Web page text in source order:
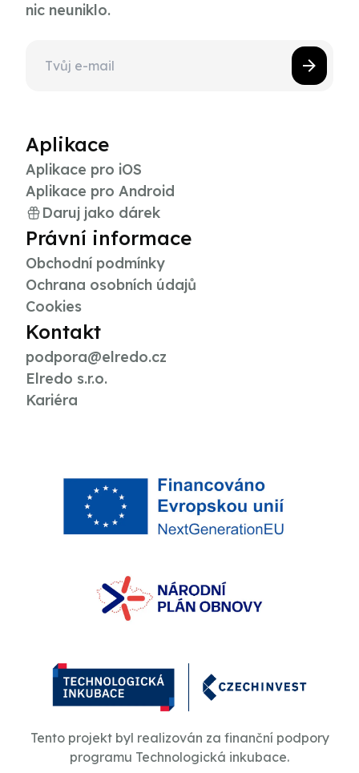
nic neuniklo.
Aplikace
Aplikace pro iOS
Aplikace pro Android
Daruj jako dárek
Právní informace
Obchodní podmínky
Ochrana osobních údajů
Cookies
Kontakt
podpora@elredo.cz
Elredo s.r.o.
Kariéra
Tento projekt byl realizován za finanční podpory
programu Technologická inkubace.